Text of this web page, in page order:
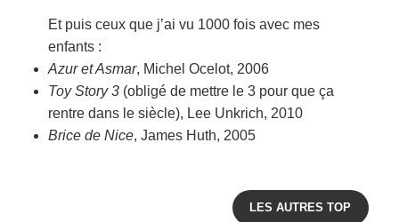
Et puis ceux que j’ai vu 1000 fois avec mes
enfants :
Azur et Asmar, Michel Ocelot, 2006
Toy Story 3 (obligé de mettre le 3 pour que ça
rentre dans le siècle), Lee Unkrich, 2010
Brice de Nice, James Huth, 2005
LES AUTRES TOP